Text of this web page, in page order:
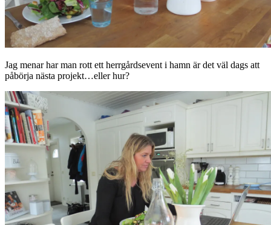
Jag menar har man rott ett herrgårdsevent i hamn är det väl dags att
påbörja nästa projekt…eller hur?